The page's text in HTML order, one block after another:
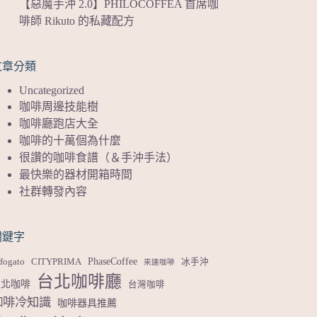
【惡魔手沖 2.0】PHILOCOFFEA 首席咖
啡師 Rikuto 的私藏配方
分類
Uncategorized
咖啡周邊技能樹
咖啡廳跑店大全
咖啡的十萬個為什麼
很讚的咖啡食譜（＆手沖手法）
最快樂的器材開箱時間
社群轉發內容
字
CITYPRIMA PhaseCoffee 來速咖啡 冰手沖
咖啡 台北咖啡廳 台灣咖啡
啡冷知識 咖啡器具推薦